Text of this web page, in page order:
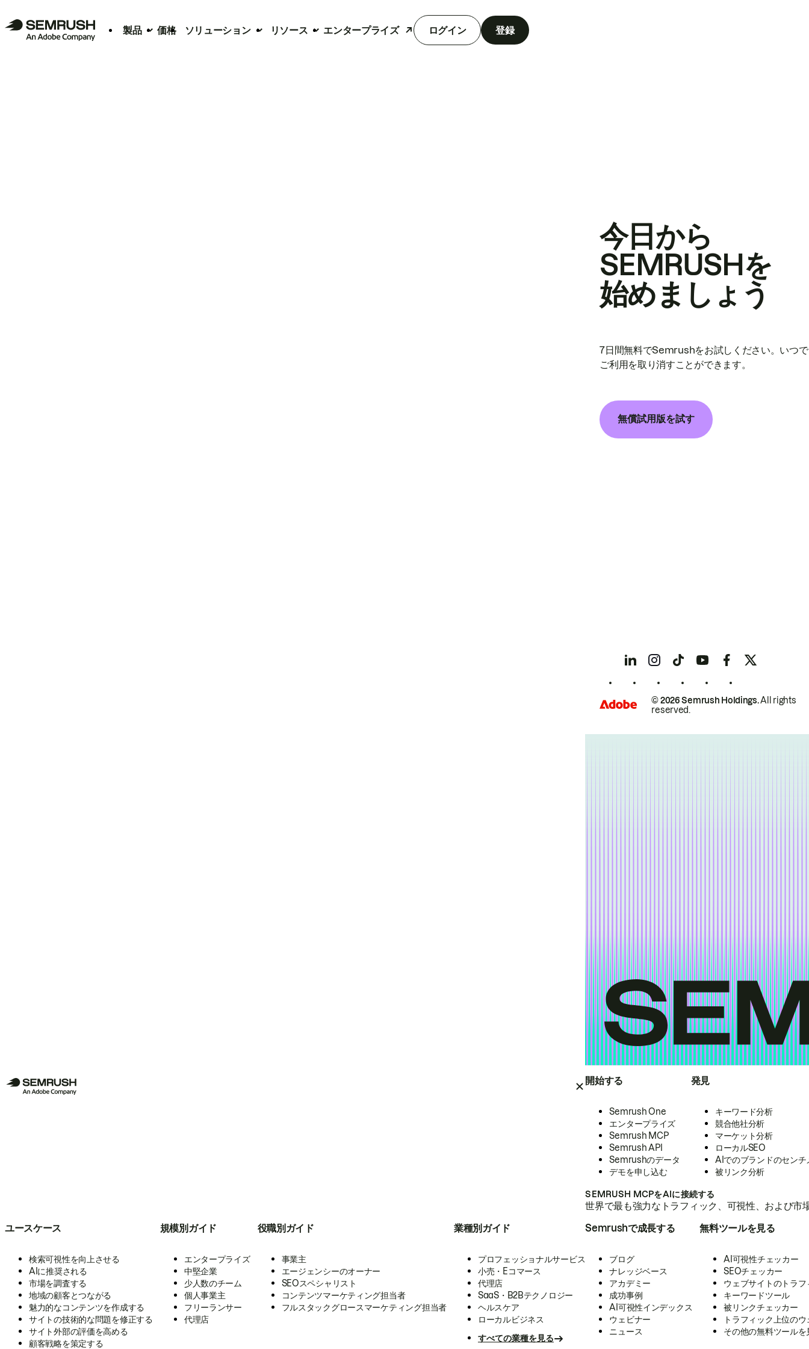
製品 価格 ソリューション リソース エンタープライズ ログイン 登録
開始する
Semrush One
エンタープライズ
Semrush MCP
Semrush API
Semrushのデータ
デモを申し込む
発見
キーワード分析
競合他社分析
マーケット分析
ローカルSEO
AIでのブランドのセンチ
被リンク分析
SEMRUSH MCPをAIに接続する
世界で最も強力なトラフィック、可視性、および
ユースケース
検索可視性を向上させる
AIに推奨される
市場を調査する
地域の顧客とつながる
魅力的なコンテンツを作成する
サイトの技術的な問題を修正する
サイト外部の評価を高める
顧客戦略を策定する
規模別ガイド
エンタープライズ
中堅企業
少人数のチーム
個人事業主
フリーランサー
代理店
役職別ガイド
事業主
エージェンシーのオーナー
SEOスペシャリスト
コンテンツマーケティング担当者
フルスタックグロースマーケティング担当者
業種別ガイド
プロフェッショナルサービス
小売・Eコマース
代理店
SaaS・B2Bテクノロジー
ヘルスケア
ローカルビジネス
すべての業種を見る
Semrushで成長する
ブログ
ナレッジベース
アカデミー
成功事例
AI可視性インデックス
ウェビナー
ニュース
無料ツールを見る
AI可視性チェッカー
SEOチェッカー
ウェブサイトのトラ
キーワードツール
被リンクチェッカー
トラフィック上位の
その他の無料ツールを
今日から
SEMRUSHを
始めましょう
7日間無料でSemrushをお試しください。いつ
ご利用を取り消すことができます。
無償試用版を試す
© 2026 Semrush Holdings.All rights
reserved.